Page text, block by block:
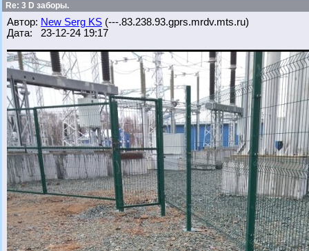
Re: 3 D заборы.
Автор: New Serg KS (---.83.238.93.gprs.mrdv.mts.ru)
Дата: 23-12-24 19:17